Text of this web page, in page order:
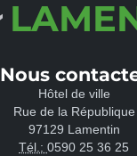
Nous
Hôtel de ville
Rue de la République
97129 Lamentin
Tél.: 0590 25 36 25